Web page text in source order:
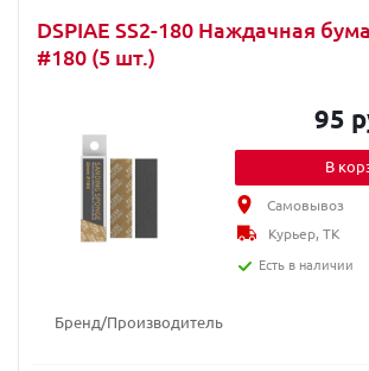
DSPIAE SS2-180 Наждачная
#180 (5 шт.)
Бренд/Производитель
95
В
Самовывоз
Курьер, ТК
Есть в наличии